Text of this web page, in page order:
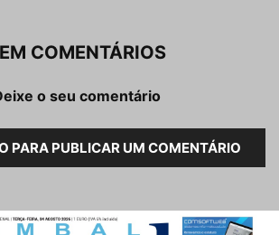
COMENTÁRIOS
o seu comentário
PARA PUBLICAR UM COMENTÁRIO